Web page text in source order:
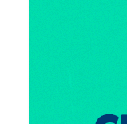
Legislações